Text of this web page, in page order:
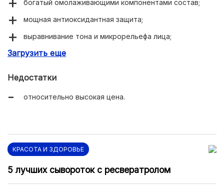
богатый омолаживающими компонентами состав;
мощная антиоксидантная защита;
выравнивание тона и микрорельефа лица;
глубокое увлажнение тканей;
Загрузить еще
Недостатки
относительно высокая цена.
КРАСОТА И ЗДОРОВЬЕ
5 лучших сывороток с ресвератролом